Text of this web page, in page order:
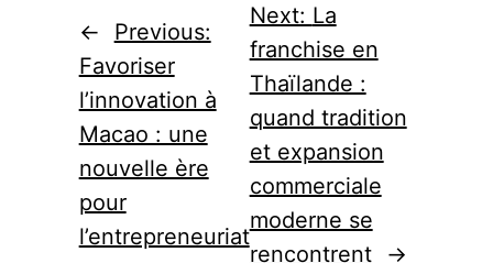
←
Previous:
Favoriser
l’innovation à
Macao : une
nouvelle ère
pour
l’entrepreneuriat
Next: La
franchise en
Thaïlande :
quand tradition
et expansion
commerciale
moderne se
rencontrent
→